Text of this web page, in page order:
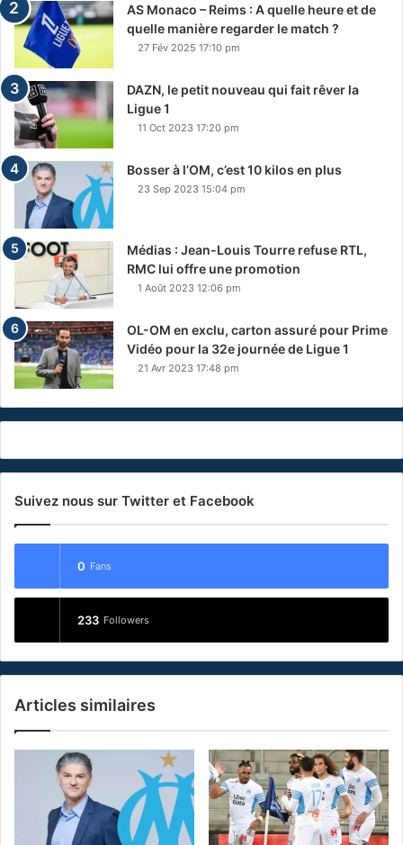
AS Monaco – Reims : A quelle heure et de
quelle manière regarder le match ?
27 Fév 2025 17:10 pm
DAZN, le petit nouveau qui fait rêver la
Ligue 1
11 Oct 2023 17:20 pm
Bosser à l’OM, c’est 10 kilos en plus
23 Sep 2023 15:04 pm
Médias : Jean-Louis Tourre refuse RTL,
RMC lui offre une promotion
1 Août 2023 12:06 pm
OL-OM en exclu, carton assuré pour Prime
Vidéo pour la 32e journée de Ligue 1
21 Avr 2023 17:48 pm
Suivez nous sur Twitter et Facebook
0 Fans
233 Followers
Articles similaires